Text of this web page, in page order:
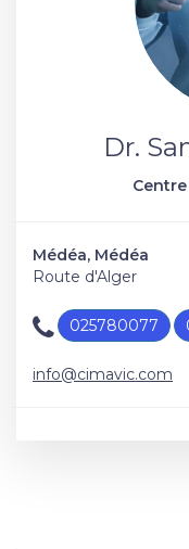
Dr.
Médéa, Médéa
Route d'Alger
025780077
info@cimavic.com